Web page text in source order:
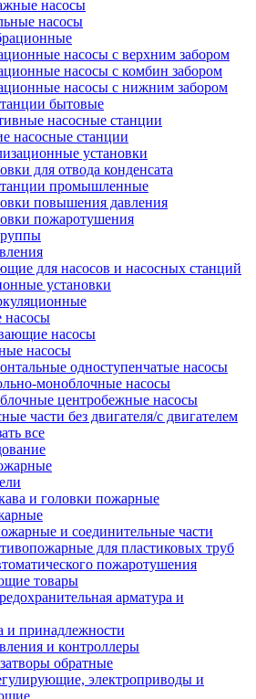
насосы
насосы
насосы с верхним забором
насосы с комбин забором
насосы с нижним забором
бытовые
насосные станции
насосные станции
установки
для отвода конденсата
промышленные
повышения давления
пожаротушения
для насосов и насосных станций
установки
насосы
насосы
одноступенчатые насосы
моноблочные насосы
центробежные насосы
части без двигателя/с двигателем
все
и головки пожарные
и соединительные части
для пластиковых труб
пожаротушения
товары
арматура и
и принадлежности
и контроллеры
обратные
электроприводы и